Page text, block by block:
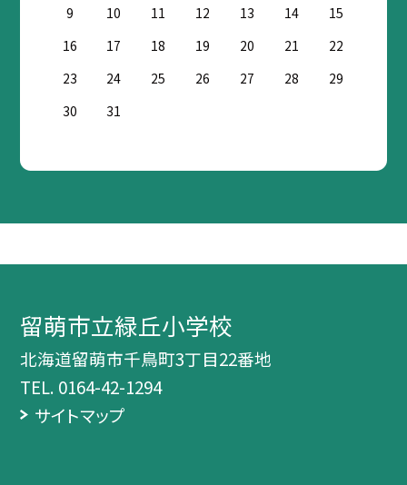
9
10 11 12 13 14
15
16
17 18 19 20 21
22
23
24 25 26 27 28
29
30
31
留萌市立緑丘小学校
北海道留萌市千鳥町3丁目22番地
TEL. 0164-42-1294
サイトマップ